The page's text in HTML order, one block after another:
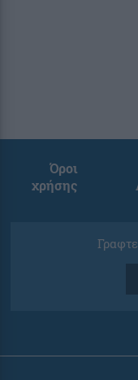
Όροι
χρήσης